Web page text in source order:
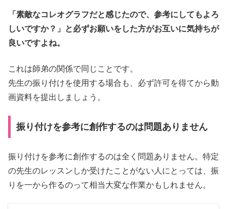
「素敵なコレオグラフだと感じたので、参考にしてもよろ
しいですか？」と必ずお願いをした方がお互いに気持ちが
良いですよね。
これは師弟の関係で同じことです。
先生の振り付けを使用する場合も、必ず許可を得てから動
画資料を提出しましょう。
振り付けを参考に創作するのは問題ありません
振り付けを参考に創作するのは全く問題ありません。特定
の先生のレッスンしか受けたことがない人にとっては、振
りを一から作るのって相当大変な作業かもしれません。